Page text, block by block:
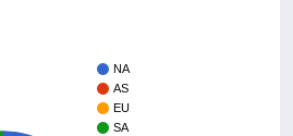
NA
AS
EU
SA